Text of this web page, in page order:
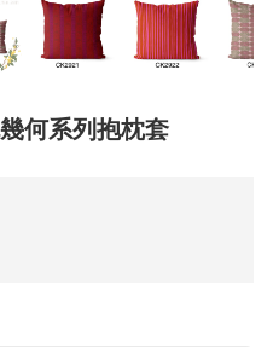
何系列抱枕套